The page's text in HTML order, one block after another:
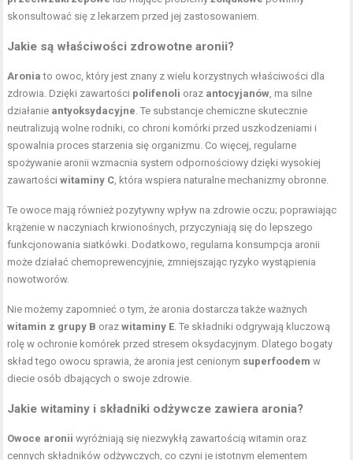
skonsultować się z lekarzem przed jej zastosowaniem.
Jakie są właściwości zdrowotne aronii?
Aronia to owoc, który jest znany z wielu korzystnych właściwości dla
zdrowia. Dzięki zawartości polifenoli oraz antocyjanów, ma silne
działanie antyoksydacyjne. Te substancje chemiczne skutecznie
neutralizują wolne rodniki, co chroni komórki przed uszkodzeniami i
spowalnia proces starzenia się organizmu. Co więcej, regularne
spożywanie aronii wzmacnia system odpornościowy dzięki wysokiej
zawartościwitaminy C, która wspiera naturalne mechanizmy obronne.
Te owoce mają również pozytywny wpływ na zdrowie oczu; poprawiając
krążenie w naczyniach krwionośnych, przyczyniają się do lepszego
funkcjonowania siatkówki. Dodatkowo, regularna konsumpcja aronii
może działać chemoprewencyjnie, zmniejszając ryzyko wystąpienia
nowotworów.
Nie możemy zapomnieć o tym, że aronia dostarcza także ważnych
witamin z grupy B orazwitaminy E. Te składniki odgrywają kluczową
rolę w ochronie komórek przed stresem oksydacyjnym. Dlatego bogaty
skład tego owocu sprawia, że aronia jest cenionym superfoodem w
diecie osób dbających o swoje zdrowie.
Jakie witaminy i składniki odżywcze zawiera aronia?
Owoce aronii wyróżniają się niezwykłą zawartością witamin oraz
cennych składników odżywczych, co czyni je istotnym elementem